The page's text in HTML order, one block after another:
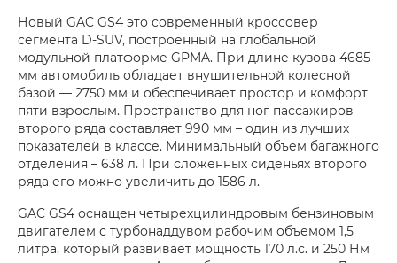
Новый GAC GS4 это современный кроссовер
сегмента D-SUV, построенный на глобальной
модульной платформе GPMA. При длине кузова 4685
мм автомобиль обладает внушительной колесной
базой — 2750 мм и обеспечивает простор и комфорт
пяти взрослым. Пространство для ног пассажиров
второго ряда составляет 990 мм – один из лучших
показателей в классе. Минимальный объем багажного
отделения – 638 л. При сложенных сиденьях второго
ряда его можно увеличить до 1586 л.
GAC GS4 оснащен четырехцилиндровым бензиновым
двигателем с турбонаддувом рабочим объемом 1,5
литра, который развивает мощность 170 л.с. и 250 Нм